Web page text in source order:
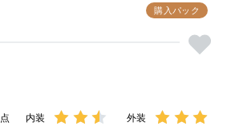
購入パック
点 内装 外装